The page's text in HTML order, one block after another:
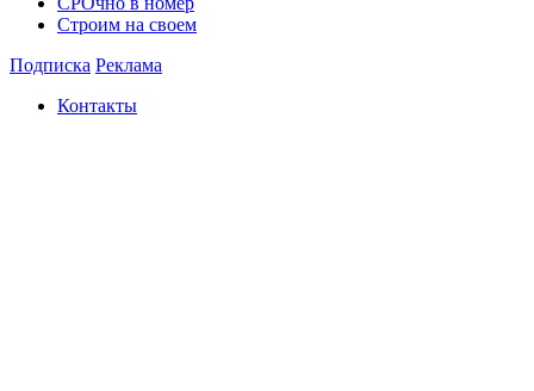
Строим на своем
Подписка Реклама
Контакты